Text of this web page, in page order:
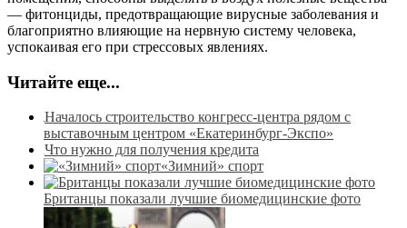
— фитонциды, предотвращающие вирусные заболевания и
благоприятно влияющие на нервную систему человека,
успокаивая его при стрессовых явлениях.
Читайте еще...
Началось строительство конгресс-центра рядом с
выставочным центром «Екатеринбург-Экспо»
Что нужно для получения кредита
«Зимний» спорт
Британцы показали лучшие биомедицинские фото